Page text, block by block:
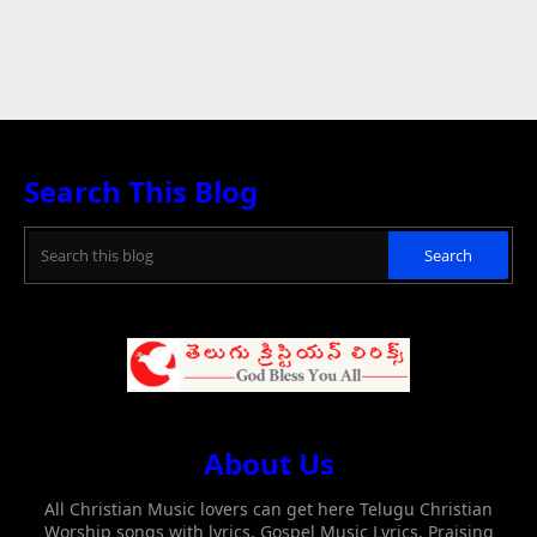
Search This Blog
About Us
All Christian Music lovers can get here Telugu Christian
Worship songs with lyrics, Gospel Music Lyrics, Praising